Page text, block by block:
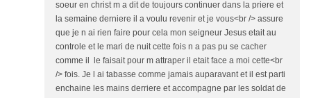
soeur en christ m a dit de toujours continuer dans la priere et
la semaine derniere il a voulu revenir et je vous<br /> assure
que je n ai rien faire pour cela mon seigneur Jesus etait au
controle et le mari de nuit cette fois n a pas pu se cacher
comme il le faisait pour m attraper il etait face a moi cette<br
/> fois. Je l ai tabasse comme jamais auparavant et il est parti
enchaine les mains derriere et accompagne par les soldat de